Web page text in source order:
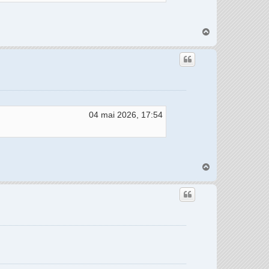
u
04 mai 2026, 17:54
u